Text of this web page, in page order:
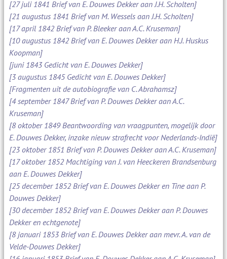
[27 juli 1841 Brief van E. Douwes Dekker aan J.H. Scholten]
[21 augustus 1841 Brief van M. Wessels aan J.H. Scholten]
[17 april 1842 Brief van P. Bleeker aan A.C. Kruseman]
[10 augustus 1842 Brief van E. Douwes Dekker aan H.J. Huskus
Koopman]
[juni 1843 Gedicht van E. Douwes Dekker]
[3 augustus 1845 Gedicht van E. Douwes Dekker]
[Fragmenten uit de autobiografie van C. Abrahamsz]
[4 september 1847 Brief van P. Douwes Dekker aan A.C.
Kruseman]
[8 oktober 1849 Beantwoording van vraagpunten, mogelijk door
E. Douwes Dekker, inzake nieuw strafrecht voor Nederlands-Indië]
[23 oktober 1851 Brief van P. Douwes Dekker aan A.C. Kruseman]
[17 oktober 1852 Machtiging van J. van Heeckeren Brandsenburg
aan E. Douwes Dekker]
[25 december 1852 Brief van E. Douwes Dekker en Tine aan P.
Douwes Dekker]
[30 december 1852 Brief van E. Douwes Dekker aan P. Douwes
Dekker en echtgenote]
[8 januari 1853 Brief van E. Douwes Dekker aan mevr. A. van de
Velde-Douwes Dekker]